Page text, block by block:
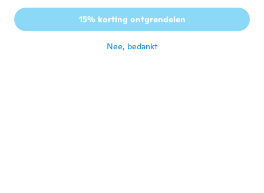
Lachell
Lid geworden van 2017 · 9 beoordelingen
15% korting ontgrendelen
Nee, bedankt